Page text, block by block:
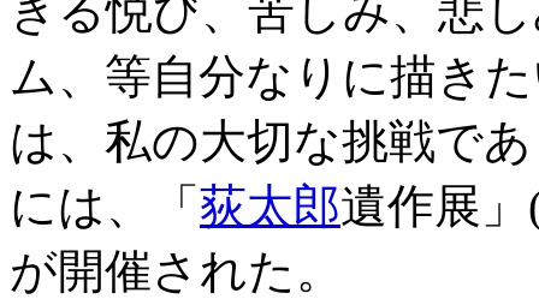
きる悦び、苦しみ、悲
ム、等自分なりに描き
は、私の大切な挑戦で
には、「 荻太郎遺作展
が開催された。